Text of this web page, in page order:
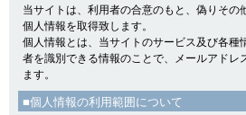
当サイトは、利用者の合意のもと、偽りその
個人情報を取得致します。
個人情報とは、当サイトのサービス及び各種
者を識別できる情報のことで、メールアドレ
ます。
■個人情報の利用範囲について